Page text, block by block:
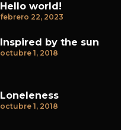
Hello world!
febrero 22, 2023
Inspired by the sun
octubre 1, 2018
Loneleness
octubre 1, 2018